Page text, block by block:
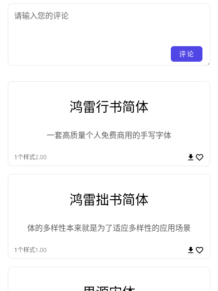
评论
鸿雷行书简体
一套高质量个人免费商用的手写字体
1个样式2.00
鸿雷拙书简体
体的多样性本来就是为了适应多样性的应用场景
1个样式1.00